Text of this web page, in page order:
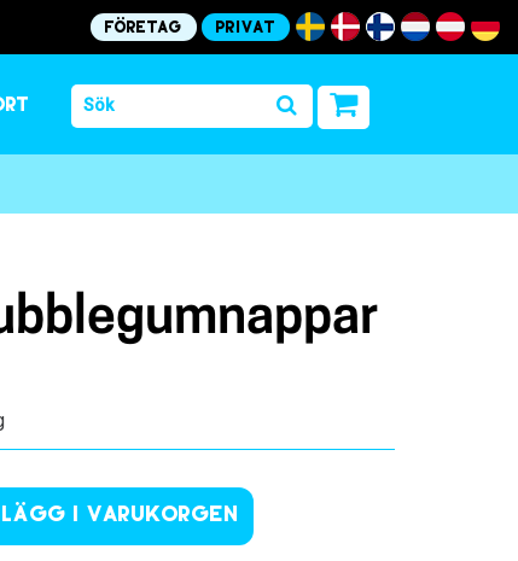
Företag Privat
i varukorgen